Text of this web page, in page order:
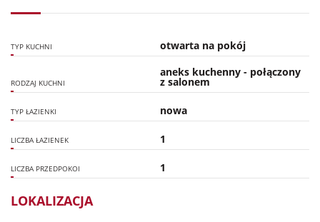
TYP KUCHNI otwarta na pokój
RODZAJ KUCHNI
aneks kuchenny - połączony
z salonem
TYP ŁAZIENKI nowa
LICZBA ŁAZIENEK 1
LICZBA PRZEDPOKOI 1
LOKALIZACJA